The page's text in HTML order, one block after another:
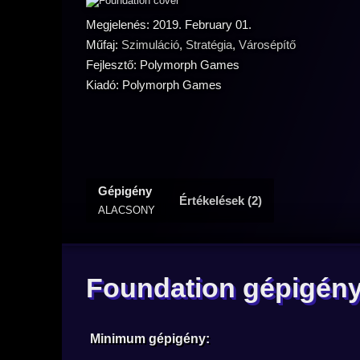
Megjelenés: 2019. February 01.
Műfaj: Szimuláció, Stratégia, Városépítő
Fejlesztő: Polymorph Games
Kiadó: Polymorph Games
Gépigény
ALACSONY
Értékelések (2)
Foundation
Minimum gépigény: